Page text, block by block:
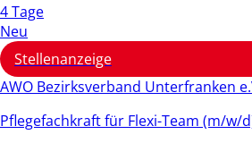
4 Tage
Neu
Stellenanzeige
AWO Bezirksverband Unterfranken
Pflegefachkraft für Flexi-Team (m/w/